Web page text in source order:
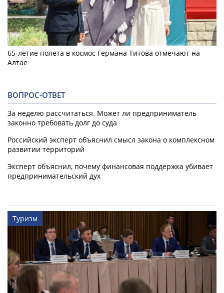
65-летие полета в космос Германа Титова отмечают на
Алтае
ВОПРОС-ОТВЕТ
За неделю рассчитаться. Может ли предприниматель
законно требовать долг до суда
Российский эксперт объяснил смысл закона о комплексном
развитии территорий
Эксперт объяснил, почему финансовая поддержка убивает
предпринимательский дух
Туризм